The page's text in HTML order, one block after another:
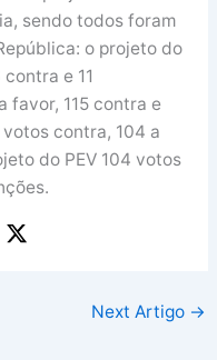
sendo todos foram
o projeto do
e 11
favor, 115 contra e
votos contra, 104 a
do PEV 104 votos
Next Artigo →